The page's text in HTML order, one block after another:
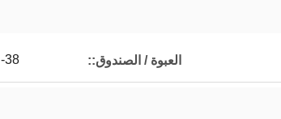
العبوة / الصندوق:: 38